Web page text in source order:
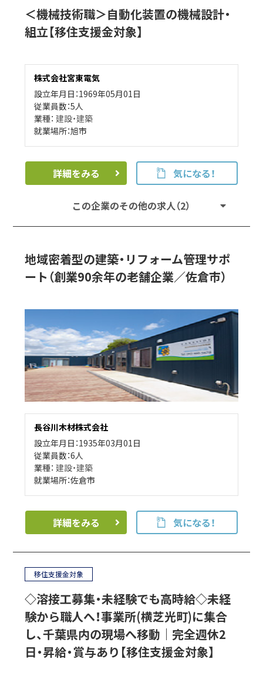
＜機械技術職＞自動化装置の機械設計・
組立【移住支援金対象】
株式会社宮東電気
設立年月日：1969年05月01日
従業員数：5人
業種：建設・建築
就業場所：旭市
詳細をみる 気になる！
この企業のその他の求人（2）
地域密着型の建築・リフォーム管理サポ
ート（創業90余年の老舗企業／佐倉市）
長谷川木材株式会社
設立年月日：1935年03月01日
従業員数：6人
業種：建設・建築
就業場所：佐倉市
詳細をみる 気になる！
移住支援金対象
◇溶接工募集・未経験でも高時給◇未経
験から職人へ！事業所(横芝光町)に集合
し、千葉県内の現場へ移動｜完全週休2
日・昇給・賞与あり【移住支援金対象】